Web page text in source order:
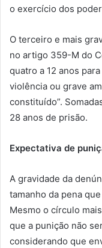
o exercício dos
O terceiro e mais
no artigo 359-M do
quatro a 12 anos
violência ou grave
constituído”.
28 anos de prisão.
Expectativa de
A gravidade da
tamanho da pena
Mesmo o círculo
que a punição não
considerando que